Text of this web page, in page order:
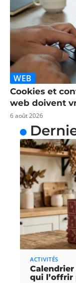
WEB
Cookies et
web doivent
6 août 2026
ACTIVITÉS
Calendrier
qui l’offrir